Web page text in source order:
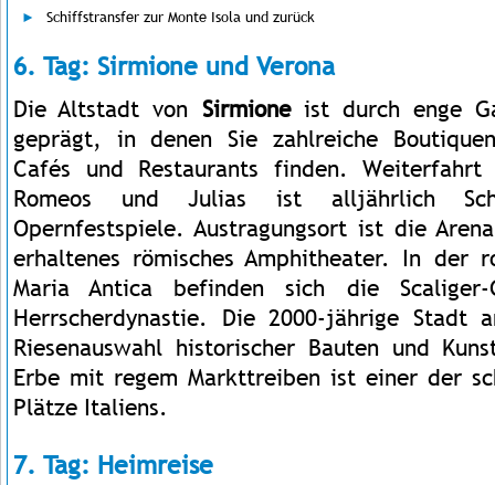
Schiffstransfer zur Monte Isola und zurück
6. Tag: Sirmione und Verona
Die Altstadt von Sirmione ist durch enge
geprägt, in denen Sie zahlreiche
Cafés und Restaurants finden.
Romeos und Julias ist alljährlich
Opernfestspiele. Austragungsort ist die
erhaltenes römisches Amphitheater. In der
Maria Antica befinden sich die Scaliger-
Herrscherdynastie. Die 2000-jährige Stadt
Riesenauswahl historischer Bauten und
Erbe mit regem Markttreiben ist einer der
Plätze Italiens.
7. Tag: Heimreise